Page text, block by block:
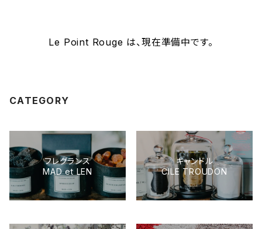
Le Point Rouge は、現在準備中です。
CATEGORY
フレグランス
MAD et LEN
キャンドル
CILE TROUDON